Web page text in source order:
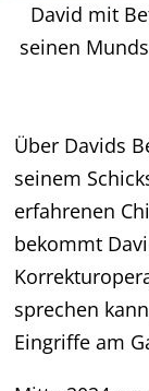
David mit
seinen
Über Davids
seinem
erfahrenen
bekommt
sprechen
Eingriffe am